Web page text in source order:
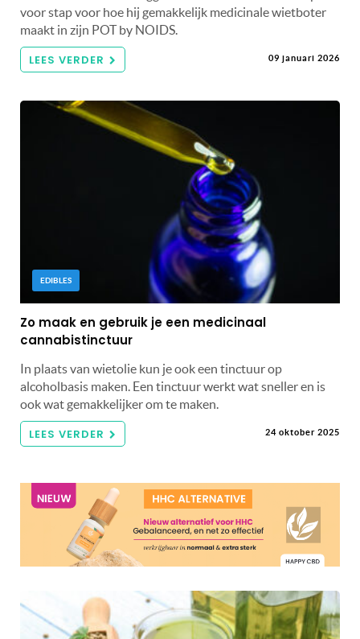
voor stap voor hoe hij gemakkelijk medicinale wietboter
maakt in zijn POT by NOIDS.
LEES VERDER 09 januari 2026
EDIBLES
Zo maak en gebruik je een medicinaal
cannabistinctuur
In plaats van wietolie kun je ook een tinctuur op
alcoholbasis maken. Een tinctuur werkt wat sneller en is
ook wat gemakkelijker om te maken.
LEES VERDER 24 oktober 2025